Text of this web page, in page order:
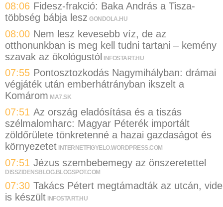
08:06 Fidesz-frakció: Baka András a Tisza-
többség bábja lesz GONDOLA.HU
08:00 Nem lesz kevesebb víz, de az
otthonunkban is meg kell tudni tartani – kemény
szavak az ökológustól INFOSTART.HU
07:55 Pontosztozkodás Nagymihályban: drámai
végjáték után emberhátrányban ikszelt a
Komárom MA7.SK
07:51 Az ország eladósítása és a tiszás
szélmalomharc: Magyar Péterék importált
zöldőrülete tönkretenné a hazai gazdaságot és
környezetet INTERNETFIGYELO.WORDPRESS.COM
07:51 Jézus szembebemegy az önszeretettel
DISSZIDENSBLOG.BLOGSPOT.COM
07:30 Takács Pétert megtámadták az utcán,
is készült INFOSTART.HU